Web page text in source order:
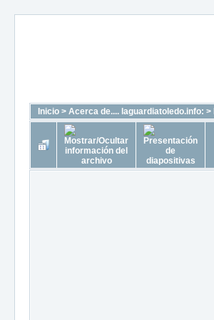
Inicio > Acerca de.... laguardiatoledo.info: >